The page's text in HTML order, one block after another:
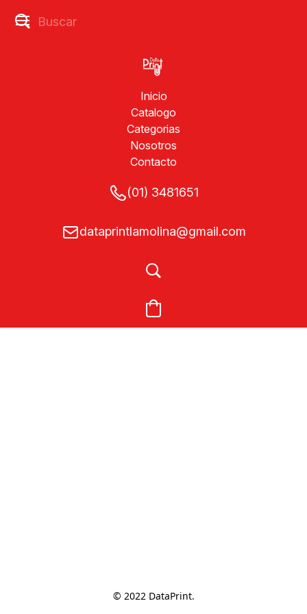
Inicio
Catalogo
Categorias
Nosotros
Contacto
(01) 3481651
dataprintlamolina@gmail.com
© 2022 DataPrint.